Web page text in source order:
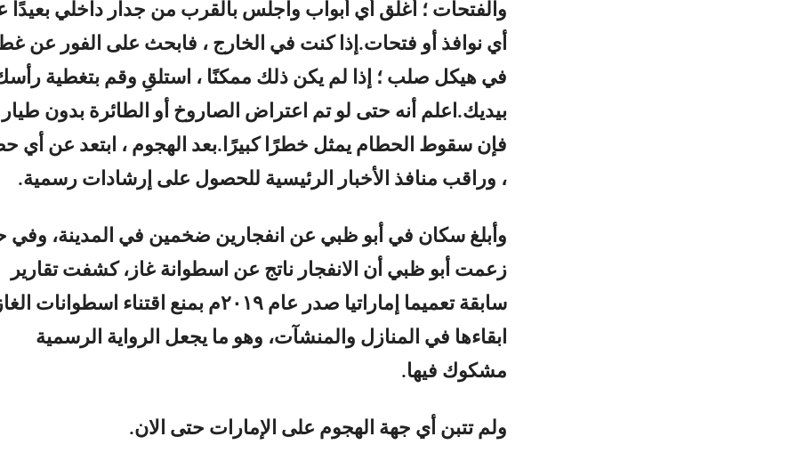
والفتحات ؛ أغلق أي أبواب واجلس بالقرب من جدار داخلي بعيدًا
أي نوافذ أو فتحات.إذا كنت في الخارج ، فابحث على الفور عن
في هيكل صلب ؛ إذا لم يكن ذلك ممكنًا ، استلقِ وقم بتغطية
بيديك.اعلم أنه حتى لو تم اعتراض الصاروخ أو الطائرة بدون طيار
فإن سقوط الحطام يمثل خطرًا كبيرًا.بعد الهجوم ، ابتعد عن أي
، وراقب منافذ الأخبار الرئيسية للحصول على إرشادات رسمية.
وأبلغ سكان في أبو ظبي عن انفجارين ضخمين في المدينة، وفي
زعمت أبو ظبي أن الانفجار ناتج عن اسطوانة غاز، كشفت تقارير
سابقة تعميما إماراتيا صدر عام ٢٠١٩م بمنع اقتناء اسطوانات
ابقاءها في المنازل والمنشآت، وهو ما يجعل الرواية الرسمية
مشكوك فيها.
ولم تتبن أي جهة الهجوم على الإمارات حتى الان.